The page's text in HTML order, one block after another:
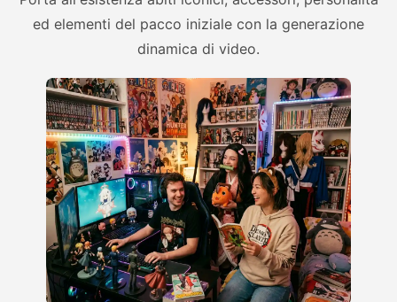
ed elementi del pacco iniziale con la generazione
dinamica di video.